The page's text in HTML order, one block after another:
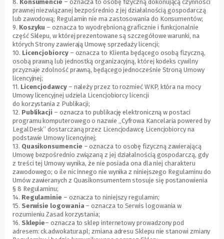
8. Konsumencie – oznacza to osobę fizyczną dokonującą czynności
prawnej niezwiązanej bezpośrednio z jej działalnością gospodarczą
lub zawodową; Regulamin nie ma zastosowania do Konsumentów;
9. Koszyku – oznacza to wyodrębnioną graficznie i funkcjonalnie
część Sklepu, w której prezentowane są szczegółowe warunki, na
których Strony zawierają Umowę sprzedaży licencji;
10. Licencjobiorcy– oznacza to Klienta będącego osobą fizyczną,
osobą prawną lub jednostką organizacyjną, której kodeks cywilny
przyznaje zdolność prawną, będącego jednocześnie Stroną Umowy
licencyjnej;
11. Licencjodawcy– należy przez to rozmieć WKP, która na mocy
Umowy licencyjnej udziela Licencjobiorcy licencji
do korzystania z Publikacji;
12. Publikacji – oznacza to publikację elektroniczną w postaci
programu komputerowego o nazwie „Cyfrowa Kancelaria powered by
LegalDesk” dostarczaną przez Licencjodawcę Licencjobiorcy na
podstawie Umowy licencyjnej;
13. Quasikonsumencie – oznacza to osobę fizyczną zawierającą
Umowę bezpośrednio związaną z jej działalnością gospodarczą, gdy
z treści tej Umowy wynika, że nie posiada ona dla niej charakteru
zawodowego; o ile nic innego nie wynika z niniejszego Regulaminu do
Umów zawieranych z Quasikonsumentem stosuje się postanowienia
§ 8 Regulaminu;
14. Regulaminie – oznacza to niniejszy regulamin;
15. Serwisie logowania– oznacza to Serwis logowania w
rozumieniu Zasad korzystania;
16. Sklepie– oznacza to sklep internetowy prowadzony pod
adresem: ck.adwokatura.pl; zmiana adresu Sklepu nie stanowi zmiany